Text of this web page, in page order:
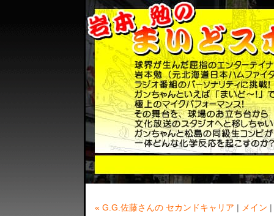
« G.G.佐藤さんの セカンドキャリア | メイン |